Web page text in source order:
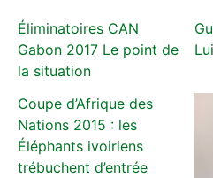
Éliminatoires CAN
Gabon 2017 Le point de
la situation
Coupe d’Afrique des
Nations 2015 : les
Éléphants ivoiriens
trébuchent d’entrée